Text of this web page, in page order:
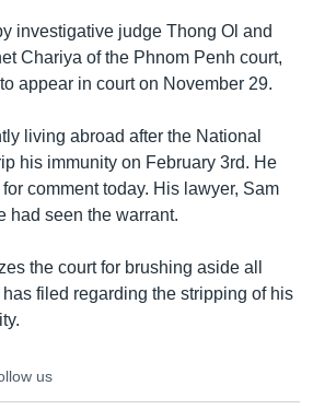
investigative judge Thong Ol and
Chariya of the Phnom Penh court,
appear in court on November 29.
living abroad after the National
his immunity on February 3rd. He
comment today. His lawyer, Sam
had seen the warrant.
the court for brushing aside all
filed regarding the stripping of his
us